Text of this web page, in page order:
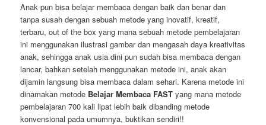
Anak pun bisa belajar membaca dengan baik dan benar dan
tanpa susah dengan sebuah metode yang inovatif, kreatif,
terbaru, out of the box yang mana sebuah metode pembelajaran
ini menggunakan ilustrasi gambar dan mengasah daya kreativitas
anak, sehingga anak usia dini pun sudah bisa membaca dengan
lancar, bahkan setelah menggunakan metode ini, anak akan
dijamin langsung bisa membaca dalam sehari. Karena metode ini
dinamakan metode Belajar Membaca FAST yang mana metode
pembelajaran 700 kali lipat lebih baik dibanding metode
konvensional pada umumnya, buktikan sendiri!!